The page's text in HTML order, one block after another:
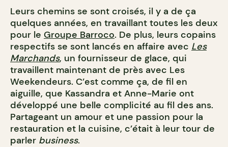
Leurs chemins se sont croisés, il y a de ça
quelques années, en travaillant toutes les deux
pour le Groupe Barroco. De plus, leurs copains
respectifs se sont lancés en affaire avec Les
Marchands, un fournisseur de glace, qui
travaillent maintenant de près avec Les
Weekendeurs. C’est comme ça, de fil en
aiguille, que Kassandra et Anne-Marie ont
développé une belle complicité au fil des ans.
Partageant un amour et une passion pour la
restauration et la cuisine, c’était à leur tour de
parler business.